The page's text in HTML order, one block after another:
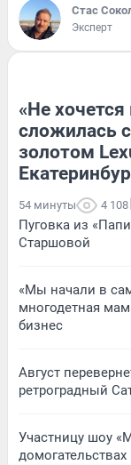
Стас
Эксперт
«Не
сложилась
золотом
54 минуты 4 108
Пуговка из
Старшовой
«Мы начали в
многодетная
бизнес
Август
ретроградный
Участницу шоу